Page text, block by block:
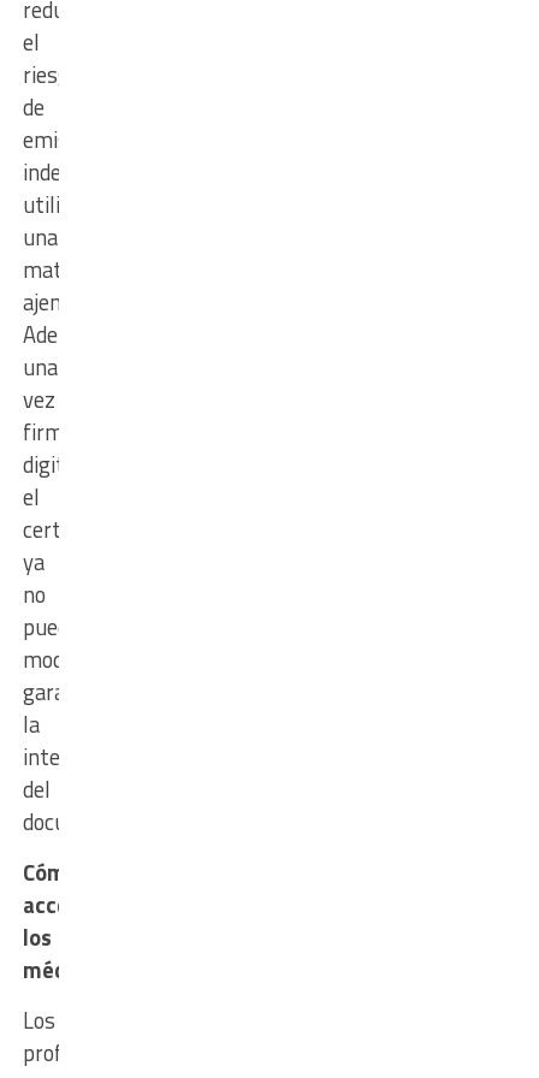
reduce
el
riesgo
de
emisiones
indebidas
utilizando
una
matrícula
ajena.
Además,
una
vez
firmado
digitalmente,
el
certificado
ya
no
puede
modificarse,
garantizando
la
integridad
del
documento.
Cómo
acceden
los
médicos
Los
profesionales